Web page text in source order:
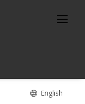
English